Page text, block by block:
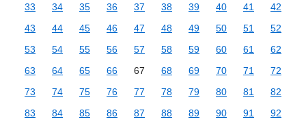
33
34 35 36 37 38 39 40 41
42
43
44 45 46 47 48 49 50 51
52
53
54 55 56 57 58 59 60 61
62
63
64 65 66 67 68 69 70 71
72
73
74 75 76 77 78 79 80 81
82
83
84 85 86 87 88 89 90 91
92